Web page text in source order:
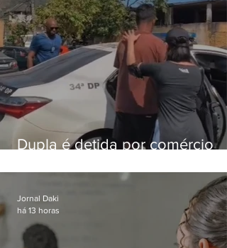
Dupla é detida por comércio
Bangu
Jornal Daki
há 13 horas